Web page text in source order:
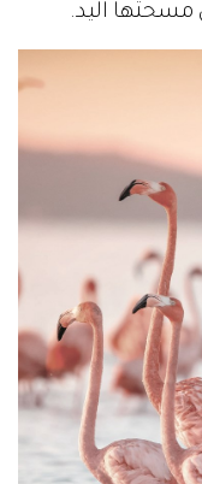
مسحتها اليد.